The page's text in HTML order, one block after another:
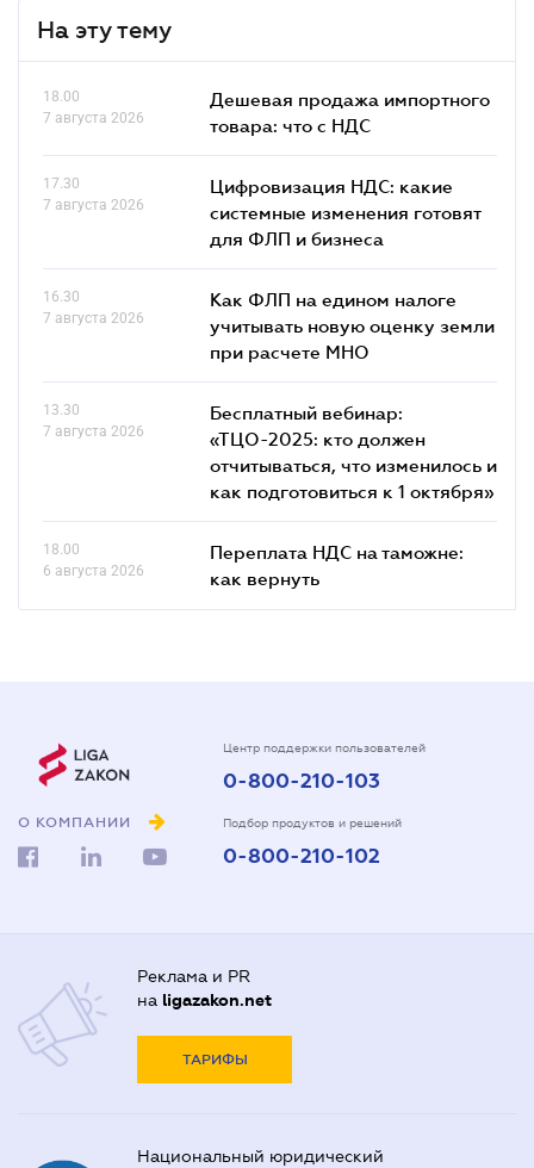
На эту тему
18.00
7 августа 2026
Дешевая продажа импортного
товара: что c НДС
17.30
7 августа 2026
Цифровизация НДС: какие
системные изменения готовят
для ФЛП и бизнеса
16.30
7 августа 2026
Как ФЛП на едином налоге
учитывать новую оценку земли
при расчете МНО
13.30
7 августа 2026
Бесплатный вебинар:
«ТЦО-2025: кто должен
отчитываться, что изменилось и
как подготовиться к 1 октября»
18.00
6 августа 2026
Переплата НДС на таможне:
как вернуть
О КОМПАНИИ
Центр поддержки пользователей
0-800-210-103
Подбор продуктов и решений
0-800-210-102
Реклама и PR
на ligazakon.net
ТАРИФЫ
Национальный юридический